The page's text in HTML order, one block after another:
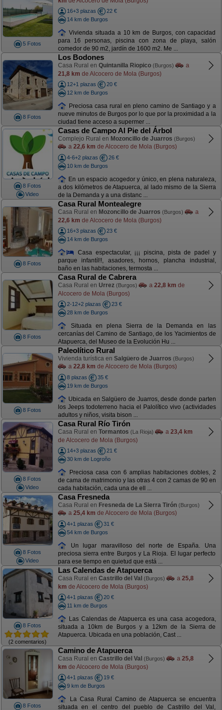
5 Fotos
16+3 plazas
22 €
14 km de Burgos
Vivienda situada a 10 km de Burgos, con capacidad
para 16 personas, piscina con zona de playa, salón
comedor de 90 m2, jardín de 1600 m2. Me ...
8 Fotos
Los Bodones
Casa Rural en Quintanilla Riopico (Burgos)
a
21,8 km de Alcocero de Mola (Burgos)
12+1 plazas
20 €
12 km de Burgos
Preciosa casa rural en pleno camino de Santiago y a
nueve minutos de Burgos por lo que por la proximidad a la
ciudad tiene acceso a supermer ...
8 Fotos
Video
Casas de Campo Al Pie del Árbol
Complejo Rural en Mozoncillo de Juarros (Burgos)
a 22,6 km de Alcocero de Mola (Burgos)
4-6+2 plazas
26 €
10 km de Burgos
En un espacio acogedor y único, en plena naturaleza,
a dos kilómetros de Atapuerca, al lado mismo de la Sierra
de la Demanda y a una distanc ...
8 Fotos
Casa Rural Montealegre
Casa Rural en Mozoncillo de Juarros (Burgos)
a
22,6 km de Alcocero de Mola (Burgos)
16+3 plazas
23 €
14 km de Burgos
Casa espectacular, ¡¡¡ piscina, pista de padel y
parque infantíl!!, asadores, hornos, plancha industrial,
baño en las habitaciones, termosta ...
8 Fotos
Casa Rural de Cabrera
Casa Rural en Urrez (Burgos) a 22,8 km de
Alcocero de Mola (Burgos)
2-12+2 plazas
23 €
28 km de Burgos
Situada en plena Sierra de la Demanda en las
cercanías del Camino de Santiago, de los Yacimientos de
Atapuerca, del Museo de la Evolución Hu ...
8 Fotos
Paleolítico Rural
Vivienda turística en Salgüero de Juarros (Burgos)
a 22,8 km de Alcocero de Mola (Burgos)
8 plazas
35 €
19 km de Burgos
Ubicada en Salgüero de Juarros, desde donde parten
los Jeeps todoterreno hacia el Palolítico vivo (actividades
adultos y niños, visita bison ...
8 Fotos
Video
Casa Rural Río Tirón
Casa Rural en Tormantos (La Rioja) a 23,4 km
de Alcocero de Mola (Burgos)
14+3 plazas
21 €
30 km de Logroño
Preciosa casa con 6 amplias habitaciones dobles, 2
de cama de matrimonio y las otras 4 con 2 camas de 90 en
cada habitación, cada una de ell ...
8 Fotos
Video
Casa Fresneda
Casa Rural en Fresneda de La Sierra Tirón (Burgos)
a 25,4 km de Alcocero de Mola (Burgos)
4+1 plazas
31 €
54 km de Burgos
Un lugar maravilloso del norte de España. Una
preciosa sierra entre Burgos y La Rioja. El lugar perfecto
para ese tiempo en quietud que está ...
8 Fotos
(2 comentarios)
Las Calendas de Atapuerca
Casa Rural en Castrillo del Val (Burgos) a 25,8
km de Alcocero de Mola (Burgos)
4+1 plazas
20 €
11 km de Burgos
Las Calendas de Atapuerca es una casa acogedora,
situada a 10km de Burgos y a 12km de la Sierra de
Atapuerca. Ubicada en una población, Cast ...
8 Fotos
Camino de Atapuerca
Casa Rural en Castrillo del Val (Burgos) a 25,8
km de Alcocero de Mola (Burgos)
4+1 plazas
19 €
9 km de Burgos
La Casa Rural Camino de Atapuerca se encuentra
situada en el centro del pueblo de Castrillo del Val,